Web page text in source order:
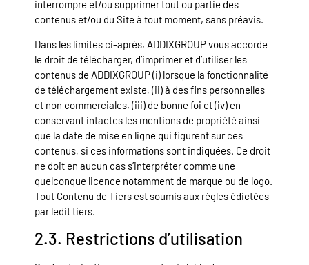
interrompre et/ou supprimer tout ou partie des
contenus et/ou du Site à tout moment, sans préavis.
Dans les limites ci-après, ADDIXGROUP vous accorde
le droit de télécharger, d’imprimer et d’utiliser les
contenus de ADDIXGROUP (i) lorsque la fonctionnalité
de téléchargement existe, (ii) à des fins personnelles
et non commerciales, (iii) de bonne foi et (iv) en
conservant intactes les mentions de propriété ainsi
que la date de mise en ligne qui figurent sur ces
contenus, si ces informations sont indiquées. Ce droit
ne doit en aucun cas s’interpréter comme une
quelconque licence notamment de marque ou de logo.
Tout Contenu de Tiers est soumis aux règles édictées
par ledit tiers.
2.3. Restrictions d’utilisation